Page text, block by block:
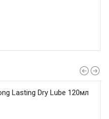
Lasting Dry Lube 120мл